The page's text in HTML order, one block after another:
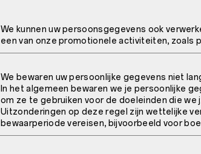
We kunnen uw persoonsgegevens ook
een van onze promotionele activiteiten, zoals
We bewaren uw persoonlijke gegevens niet
In het algemeen bewaren we je persoonlijke
om ze te gebruiken voor de doeleinden die we
Uitzonderingen op deze regel zijn wettelijke
bewaarperiode vereisen, bijvoorbeeld voor